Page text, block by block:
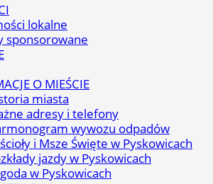
lokalne
sponsorowane
O MIEŚCIE
miasta
adresy i telefony
wywozu odpadów
i Msze Święte w Pyskowicach
jazdy w Pyskowicach
w Pyskowicach